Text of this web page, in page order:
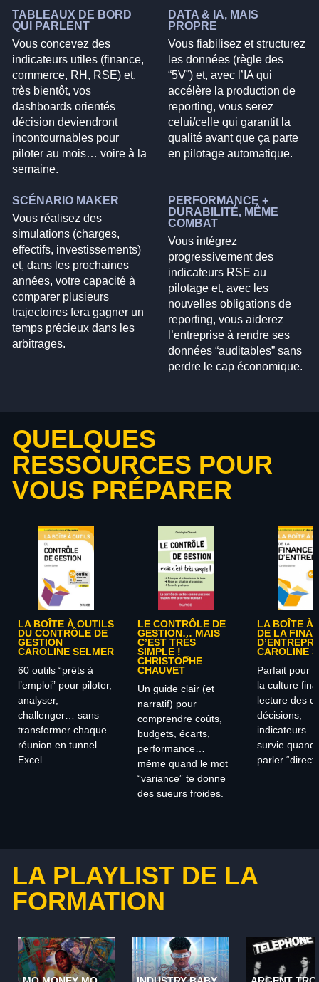
TABLEAUX DE BORD
QUI PARLENT
Vous concevez des
indicateurs utiles (finance,
commerce, RH, RSE) et,
très bientôt, vos
dashboards orientés
décision deviendront
incontournables pour
piloter au mois… voire à la
semaine.
DATA & IA, MAIS
PROPRE
Vous fiabilisez et structurez
les données (règle des
“5V”) et, avec l’IA qui
accélère la production de
reporting, vous serez
celui/celle qui garantit la
qualité avant que ça parte
en pilotage automatique.
SCÉNARIO MAKER
Vous réalisez des
simulations (charges,
effectifs, investissements)
et, dans les prochaines
années, votre capacité à
comparer plusieurs
trajectoires fera gagner un
temps précieux dans les
arbitrages.
PERFORMANCE +
DURABILITÉ, MÊME
COMBAT
Vous intégrez
progressivement des
indicateurs RSE au
pilotage et, avec les
nouvelles obligations de
reporting, vous aiderez
l’entreprise à rendre ses
données “auditables” sans
perdre le cap économique.
QUELQUES
RESSOURCES POUR
VOUS PRÉPARER
LA BOÎTE À OUTILS
DU CONTRÔLE DE
GESTION _
CAROLINE SELMER
60 outils “prêts à
l’emploi” pour piloter,
analyser,
challenger… sans
transformer chaque
réunion en tunnel
Excel.
LE CONTRÔLE DE
GESTION… MAIS
C’EST TRÈS
SIMPLE ! _
CHRISTOPHE
CHAUVET
Un guide clair (et
narratif) pour
comprendre coûts,
budgets, écarts,
performance…
même quand le mot
“variance” te donne
des sueurs froides.
LA BOÎTE À
DE LA
CAROLINE
Parfait pour
la culture
lecture des
décisions,
indicateurs…
survie quand
parler
LA PLAYLIST DE LA
FORMATION